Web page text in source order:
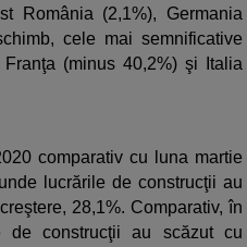
România (2,1%), Germania
cele mai semnificative
(minus 40,2%) şi Italia
comparativ cu luna martie
lucrările de construcţii au
28,1%. Comparativ, în
de construcţii au scăzut cu